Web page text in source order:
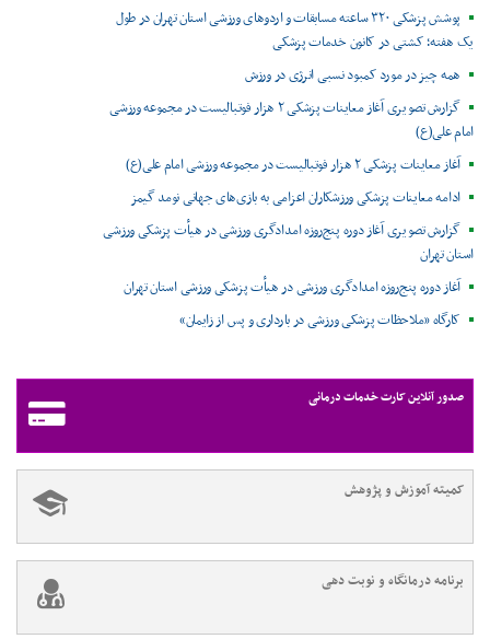
پوشش پزشکی ۳۲۰ ساعته مسابقات و اردوهای ورزشی استان تهران در طول
یک هفته؛ کشتی در کانون خدمات پزشکی
همه چیز در مورد کمبود نسبی انرژی در ورزش
گزارش تصویری آغاز معاینات پزشکی ۲ هزار فوتبالیست در مجموعه ورزشی
امام علی(ع)
آغاز معاینات پزشکی ۲ هزار فوتبالیست در مجموعه ورزشی امام علی(ع)
ادامه معاینات پزشکی ورزشکاران اعزامی به بازی‌های جهانی نومد گیمز
گزارش تصویری آغاز دوره پنج‌روزه امدادگری ورزشی در هیأت پزشکی ورزشی
استان تهران
آغاز دوره پنج‌روزه امدادگری ورزشی در هیأت پزشکی ورزشی استان تهران
کارگاه «ملاحظات پزشکی ورزشی در بارداری و پس از زایمان»
صدور آنلاین کارت خدمات درمانی
کمیته آموزش و پژوهش
برنامه درمانگاه و نوبت دهی